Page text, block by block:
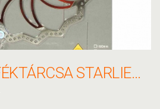
ALLIGATOR FÉKTÁRCSA STARLIET PIROS 180MM HKR19RD